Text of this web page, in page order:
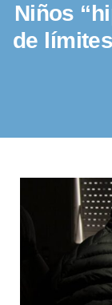
Niños
de